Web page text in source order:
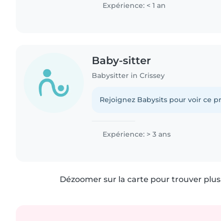
Expérience: < 1 an
Baby-sitter
Babysitter in Crissey
Rejoignez Babysits pour voir ce
Expérience: > 3 ans
Dézoomer sur la carte pour trouver